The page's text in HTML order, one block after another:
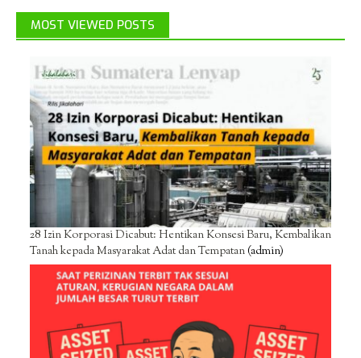
MOST VIEWED POSTS
28 Izin Korporasi Dicabut: Hentikan Konsesi Baru, Kembalikan
Tanah kepada Masyarakat Adat dan Tempatan(admin)